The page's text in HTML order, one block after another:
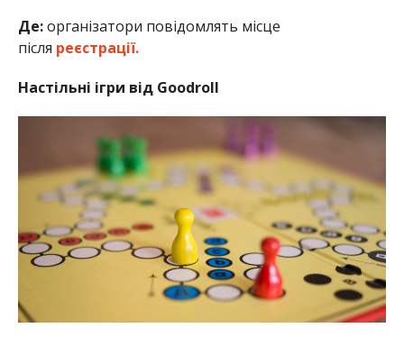
Де:організатори повідомлять місце
після реєстрації.
Настільні ігри від Goodroll